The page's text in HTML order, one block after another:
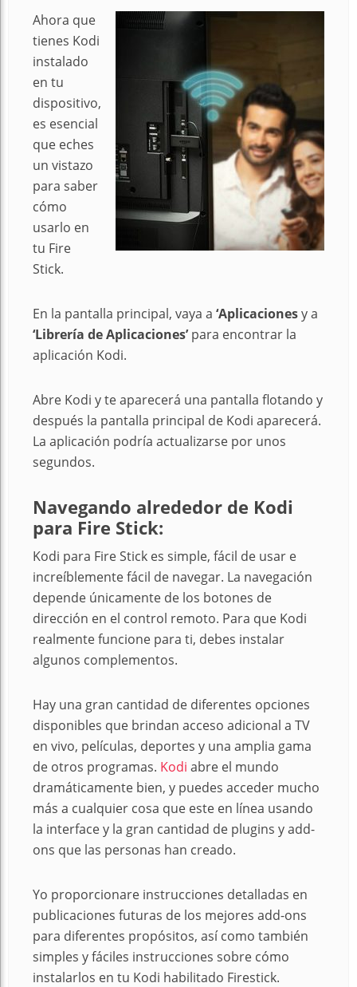
Ahora que
tienes Kodi
instalado
en tu
dispositivo,
es esencial
que eches
un vistazo
para saber
cómo
usarlo en
tu Fire
Stick.
En la pantalla principal, vaya a ‘Aplicacionesy a
‘Librería de Aplicaciones’para encontrar la
aplicación Kodi.
Abre Kodi y te aparecerá una pantalla flotando y
después la pantalla principal de Kodi aparecerá.
La aplicación podría actualizarse por unos
segundos.
Navegando alrededor de Kodi
para Fire Stick:
Kodi para Fire Stick es simple, fácil de usar e
increíblemente fácil de navegar. La navegación
depende únicamente de los botones de
dirección en el control remoto. Para que Kodi
realmente funcione para ti, debes instalar
algunos complementos.
Hay una gran cantidad de diferentes opciones
disponibles que brindan acceso adicional a TV
en vivo, películas, deportes y una amplia gama
de otros programas. Kodi abre el mundo
dramáticamente bien, y puedes acceder mucho
más a cualquier cosa que este en línea usando
la interface y la gran cantidad de plugins y add-
ons que las personas han creado.
Yo proporcionare instrucciones detalladas en
publicaciones futuras de los mejores add-ons
para diferentes propósitos, así como también
simples y fáciles instrucciones sobre cómo
instalarlos en tu Kodi habilitado Firestick.